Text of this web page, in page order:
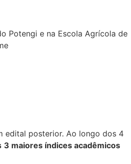
Potengi e na Escola Agrícola de
edital posterior. Ao longo dos 4
3 maiores índices acadêmicos